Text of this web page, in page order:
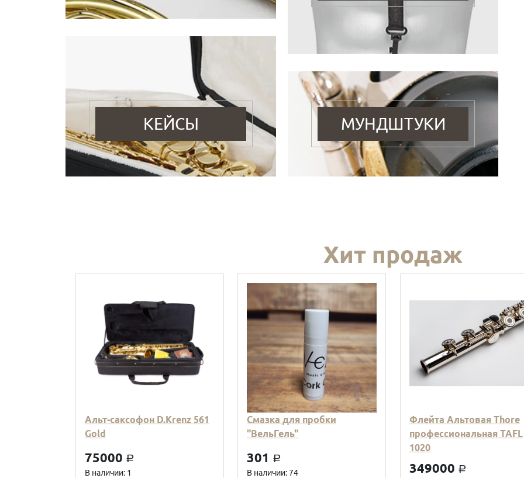
КЕЙСЫ МУНДШТУКИ
Хит продаж
Альт-саксофон D.Krenz 561
Gold
75000 a
В наличии: 1
Смазка для пробки
"ВельГель"
301 a
В наличии: 74
Флейта Альтовая Thore
профессиональная TAFL
1020
349000 a